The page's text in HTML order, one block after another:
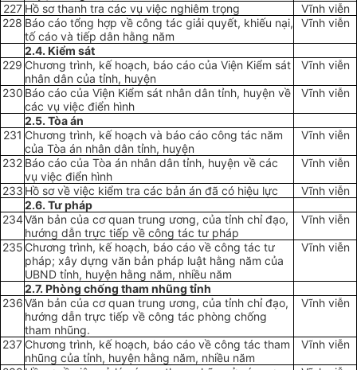
227 Hồ sơ thanh tra các vụ việc nghiêm trọng
Vĩnh viễn
228 Báo cáo tổng hợp về công tác giải quyết, khiếu nại,
tố cáo và tiếp dân hằng năm
Vĩnh viễn
2.4. Kiểm sát
229 Chương trình, kế hoạch, báo cáo của Viện Kiểm sát
nhân dân của tỉnh, huyện
Vĩnh viễn
230 Báo cáo của Viện Kiểm sát nhân dân tỉnh, huyện về
các vụ việc điển hình
Vĩnh viễn
2.5. Tòa án
231 Chương trình, kế hoạch và báo cáo công tác năm
của Tòa án nhân dân tỉnh, huyện
Vĩnh viễn
232 Báo cáo của Tòa án nhân dân tỉnh, huyện về các
vụ việc điển hình
Vĩnh viễn
233 Hồ sơ về việc kiểm tra các bản án đã có hiệu lực
Vĩnh viễn
2.6. Tư pháp
234Văn bản của cơ quan trung ương, của tỉnh chỉ đạo,
hướng dẫn trực tiếp về công tác tư pháp
Vĩnh viễn
235 Chương trình, kế hoạch, báo cáo về công tác tư
pháp; xây dựng văn bản pháp luật hằng năm của
UBND tỉnh, huyện hằng năm, nhiều năm
Vĩnh viễn
2.7. Phòng chống tham nhũng tỉnh
236Văn bản của cơ quan trung ương, của tỉnh chỉ đạo,
hướng dẫn trực tiếp về công tác phòng chống
tham nhũng.
Vĩnh viễn
237 Chương trình, kế hoạch, báo cáo về công tác tham
nhũng của tỉnh, huyện hằng năm, nhiều năm
Vĩnh viễn